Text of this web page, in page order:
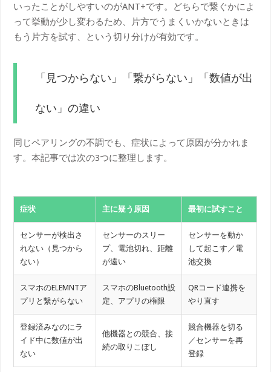
いったことがしやすいのがANT+です。どちらで繋ぐかによ
って挙動が少し変わるため、片方でうまくいかないときは
もう片方を試す、という切り分けが有効です。
「見つからない」「繋がらない」「数値が出
ない」の違い
同じペアリングの不調でも、症状によって原因が分かれま
す。本記事では次の3つに整理します。
症状 主に疑う原因 最初に試すこと
センサーが検出さ
れない（見つから
ない）
センサーのスリー
プ、電池切れ、距離
が遠い
センサーを動か
して起こす／電
池交換
スマホのELEMNTア
プリと繋がらない
スマホのBluetooth設
定、アプリの権限
QRコード連携を
やり直す
登録済みなのにラ
イド中に数値が出
ない
他機器との競合、接
続の取りこぼし
競合機器を切る
／センサーを再
登録